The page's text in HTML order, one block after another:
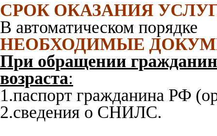
СРОК ОКАЗАНИЯ
В автоматическом порядке
НЕОБХОДИМЫЕ
При обращении
возраста:
1.паспорт гражданина РФ
2.сведения о СНИЛС.